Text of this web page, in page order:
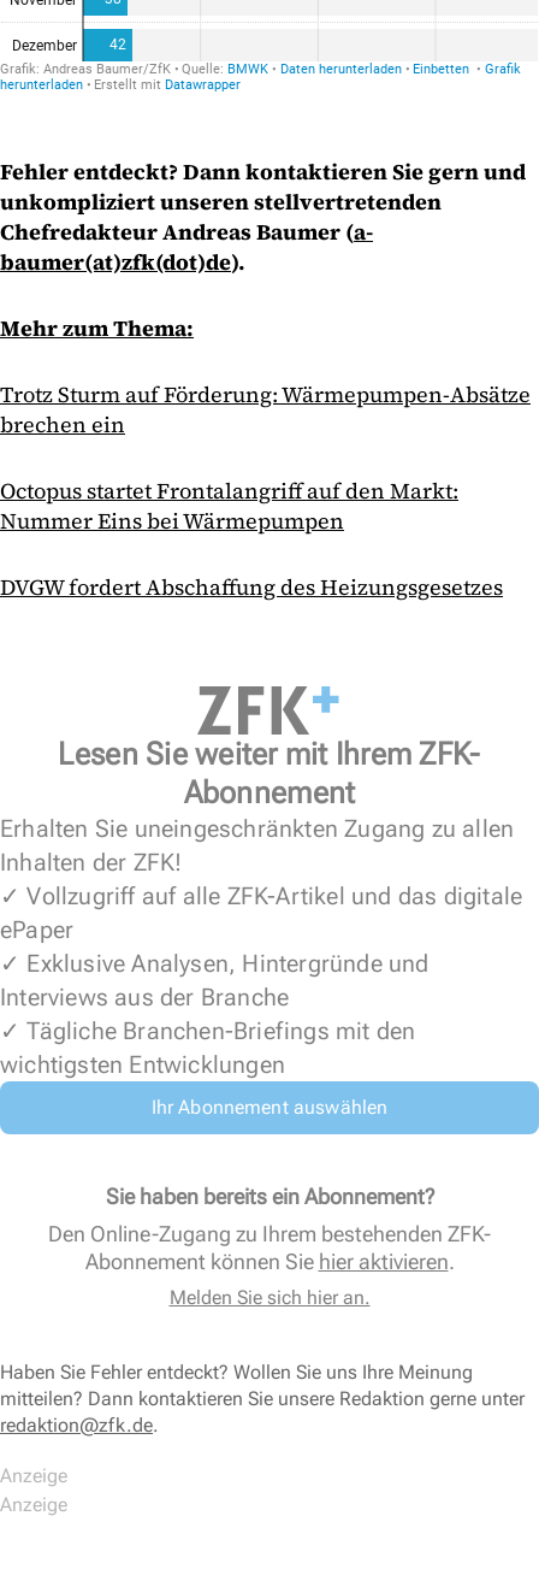
Fehler entdeckt? Dann kontaktieren Sie gern und
unkompliziert unseren stellvertretenden
Chefredakteur Andreas Baumer (a-
baumer(at)zfk(dot)de).
Mehr zum Thema:
Trotz Sturm auf Förderung: Wärmepumpen-Absätze
brechen ein
Octopus startet Frontalangriff auf den Markt:
Nummer Eins bei Wärmepumpen
DVGW fordert Abschaffung des Heizungsgesetzes
Lesen Sie weiter mit Ihrem ZFK-
Abonnement
Erhalten Sie uneingeschränkten Zugang zu allen
Inhalten der ZFK!
✓ Vollzugriff auf alle ZFK-Artikel und das digitale
ePaper
✓ Exklusive Analysen, Hintergründe und
Interviews aus der Branche
✓ Tägliche Branchen-Briefings mit den
wichtigsten Entwicklungen
Ihr Abonnement auswählen
Sie haben bereits ein Abonnement?
Den Online-Zugang zu Ihrem bestehenden ZFK-
Abonnement können Sie hier aktivieren.
Melden Sie sich hier an.
Haben Sie Fehler entdeckt? Wollen Sie uns Ihre Meinung
mitteilen? Dann kontaktieren Sie unsere Redaktion gerne unter
redaktion@zfk.de.